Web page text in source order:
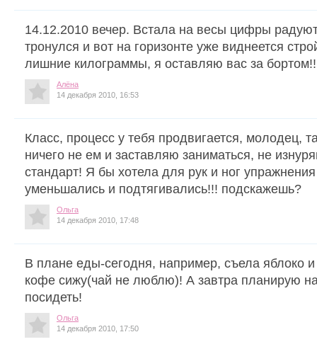
14.12.2010 вечер. Встала на весы цифры
тронулся и вот на горизонте уже виднеется
лишние килограммы, я оставляю вас за
Алёна
14 декабря 2010, 16:53
Класс, процесс у тебя продвигается, молодец,
ничего не ем и заставляю заниматься, не
стандарт! Я бы хотела для рук и ног упражнения
уменьшались и подтягивались!!! подскажешь?
Ольга
14 декабря 2010, 17:48
В плане еды-сегодня, например, съела яблоко
кофе сижу(чай не люблю)! А завтра планирую
посидеть!
Ольга
14 декабря 2010, 17:50